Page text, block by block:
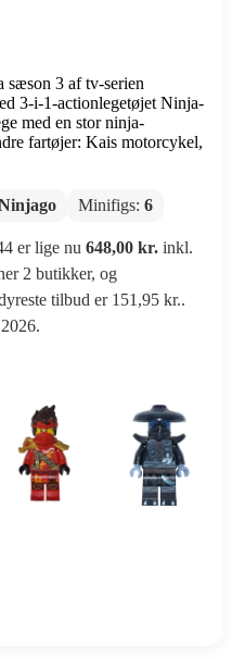
sæson 3 af tv-serien
3-i-1-actionlegetøjet Ninja-
med en stor ninja-
fartøjer: Kais motorcykel,
Minifigs: 6
er lige nu 648,00 kr. inkl.
2 butikker, og
tilbud er 151,95 kr..